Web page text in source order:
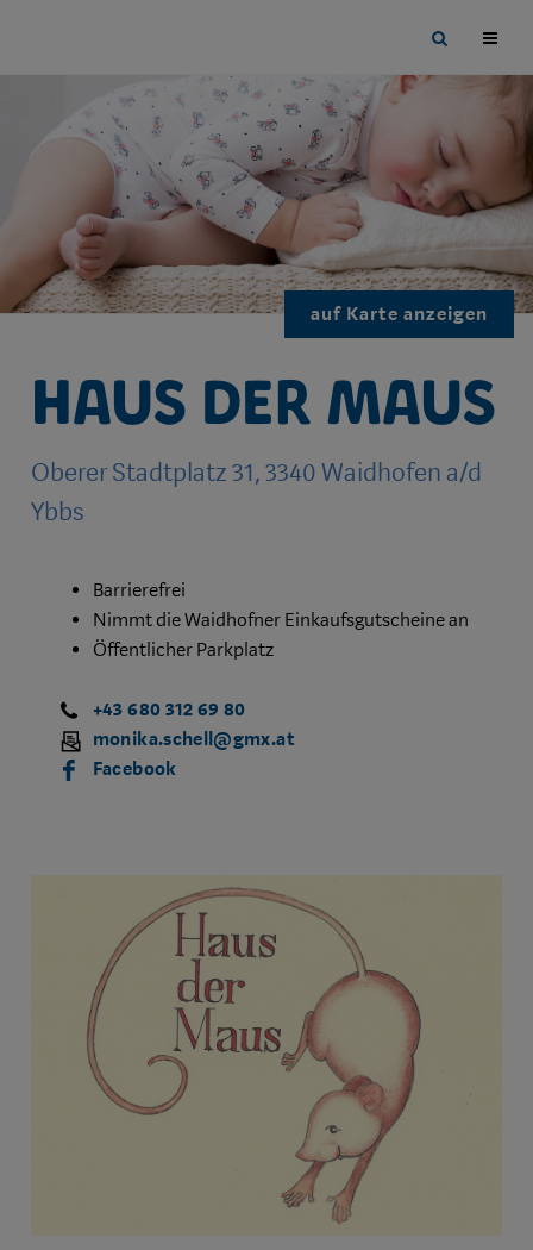
Site
auf Karte anzeigen
Haus der Maus
Oberer Stadtplatz 31, 3340 Waidhofen a/d
Ybbs
Barrierefrei
Nimmt die Waidhofner Einkaufsgutscheine an
Öffentlicher Parkplatz
+43 680 312 69 80
monika.schell@gmx.at
Facebook